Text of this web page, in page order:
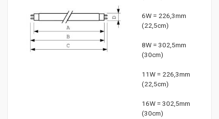
6W = 226,3mm
(22,5cm)
8W = 302,5mm
(30cm)
11W = 226,3mm
(22,5cm)
16W = 302,5mm
(30cm)